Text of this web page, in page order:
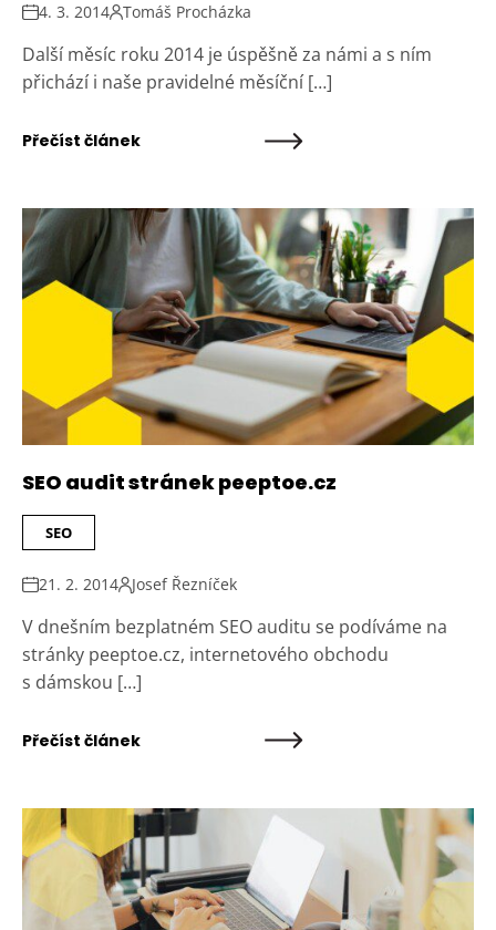
4. 3. 2014 Tomáš Procházka
Další měsíc roku 2014 je úspěšně za námi a s ním
přichází i naše pravidelné měsíční […]
Přečíst článek
SEO audit stránek peeptoe.cz
SEO
21. 2. 2014 Josef Řezníček
V dnešním bezplatném SEO auditu se podíváme na
stránky peeptoe.cz, internetového obchodu
s dámskou […]
Přečíst článek